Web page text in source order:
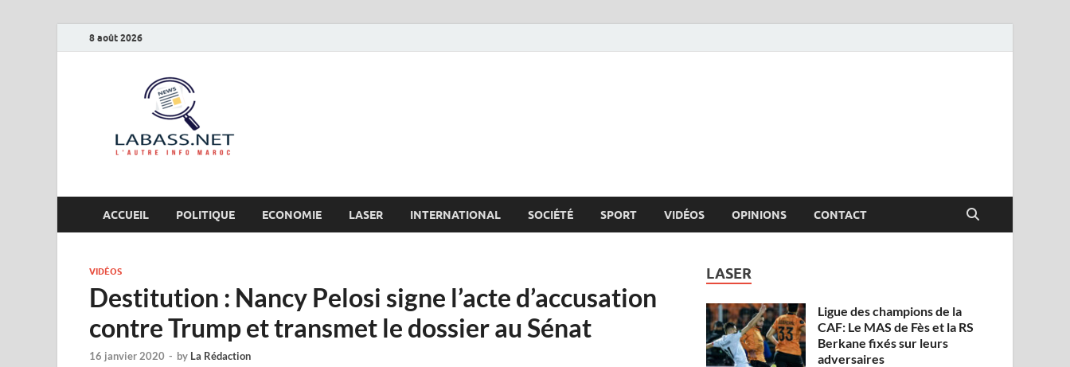
8 août 2026
ACCUEIL POLITIQUE ECONOMIE LASER INTERNATIONAL SOCIÉTÉ SPORT VIDÉOS OPINIONS CONTACT
VIDÉOS
Destitution : Nancy Pelosi signe l’acte d’accusation
contre Trump et transmet le dossier au Sénat
16 janvier 2020 - by La Rédaction
LASER
Ligue des champions de la
CAF: Le MAS de Fès et la RS
Berkane fixés sur leurs
adversaires